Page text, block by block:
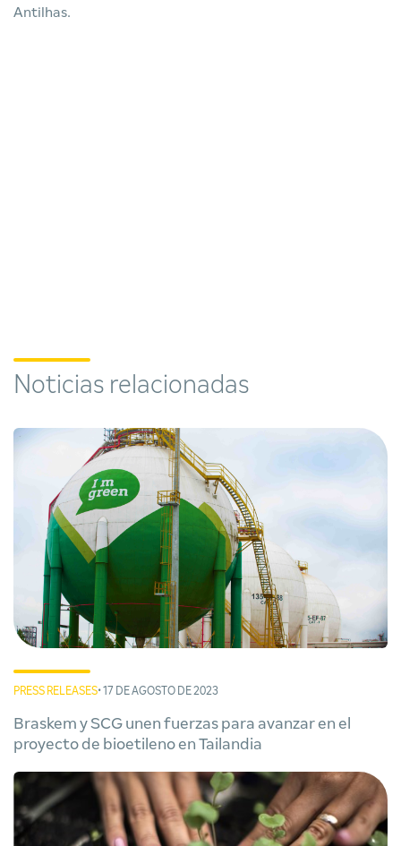
Antilhas.
Noticias relacionadas
PRESS RELEASES• 17 DE AGOSTO DE 2023
Braskem y SCG unen fuerzas para avanzar en el
proyecto de bioetileno en Tailandia